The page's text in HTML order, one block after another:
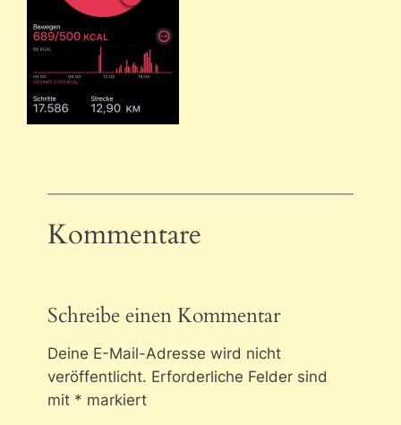
Kommentare
Schreibe einen Kommentar
Deine E-Mail-Adresse wird nicht
veröffentlicht. Erforderliche Felder sind
mit * markiert